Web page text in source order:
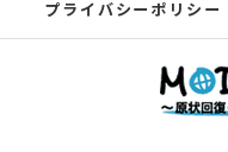
プライバシーポリシー